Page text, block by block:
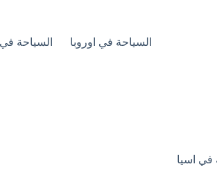
السياحة في اوروبا السياحة في
في اسيا